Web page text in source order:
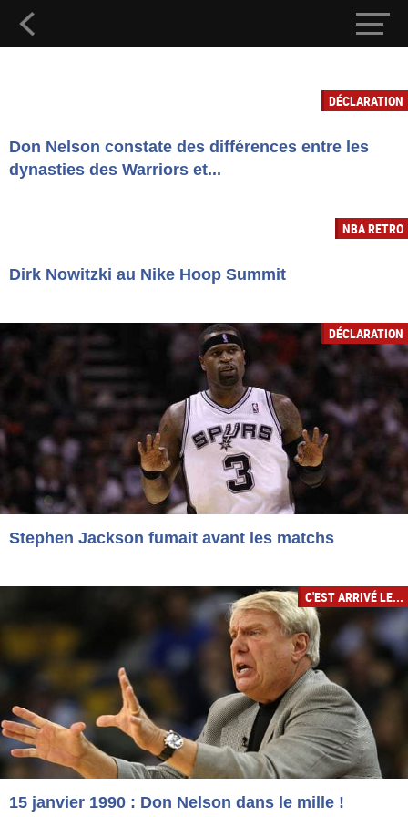
DÉCLARATION
Don Nelson constate des différences entre les
dynasties des Warriors et...
NBA RETRO
Dirk Nowitzki au Nike Hoop Summit
DÉCLARATION
Stephen Jackson fumait avant les matchs
C'EST ARRIVÉ LE...
15 janvier 1990 : Don Nelson dans le mille !